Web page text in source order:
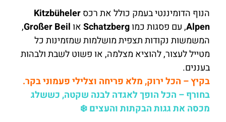
הנוף הדומיננטי בעמק כולל את רכסKitzbüheler
Alpen, עם פסגות כמוSchatzbergאוGroßer Beil
,
המשמשות נקודות תצפית מושלמות שמזמינות כל
מטייל לעצור, להוציא מצלמה, או פשוט לשבת ולבהות
בעננים.
בקיץ – הכל ירוק, מלא פריחה וצלילי פעמוני בקר.
בחורף – הכל הופך לאגדה לבנה שקטה, כששלג
מכסה את גגות הבקתות והעצים ❄️